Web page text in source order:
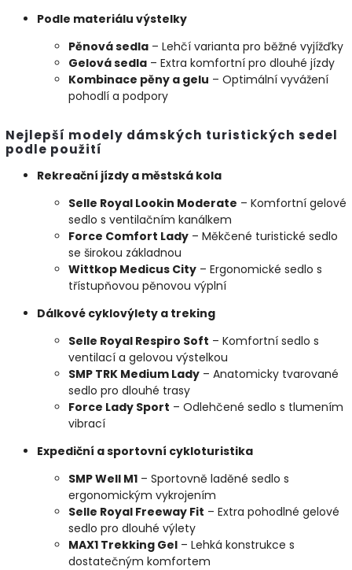
Podle materiálu výstelky
Pěnová sedla – Lehčí varianta pro běžné vyjížďky
Gelová sedla – Extra komfortní pro dlouhé jízdy
Kombinace pěny a gelu – Optimální vyvážení
pohodlí a podpory
Nejlepší modely dámských turistických sedel
podle použití
Rekreační jízdy a městská kola
Selle Royal Lookin Moderate – Komfortní gelové
sedlo s ventilačním kanálkem
Force Comfort Lady – Měkčené turistické sedlo
se širokou základnou
Wittkop Medicus City – Ergonomické sedlo s
třístupňovou pěnovou výplní
Dálkové cyklovýlety a treking
Selle Royal Respiro Soft – Komfortní sedlo s
ventilací a gelovou výstelkou
SMP TRK Medium Lady – Anatomicky tvarované
sedlo pro dlouhé trasy
Force Lady Sport – Odlehčené sedlo s tlumením
vibrací
Expediční a sportovní cykloturistika
SMP Well M1 – Sportovně laděné sedlo s
ergonomickým vykrojením
Selle Royal Freeway Fit – Extra pohodlné gelové
sedlo pro dlouhé výlety
MAX1 Trekking Gel – Lehká konstrukce s
dostatečným komfortem